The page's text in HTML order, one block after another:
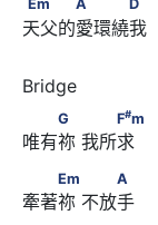
Em A D
天父的愛環繞我
G　      　　F
G F#m
唯有祢 我所求
Em　      　
Em A
牽著祢 不放手